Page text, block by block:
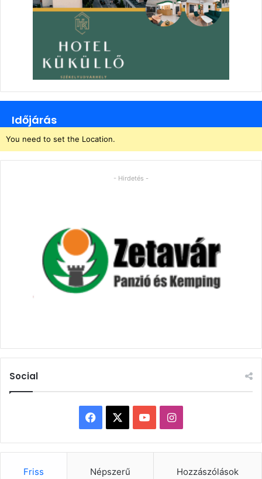
Időjárás
You need to set the Location.
- Hirdetés -
Social
Facebook YouTubeInstagram
Friss Népszerű Hozzászólások